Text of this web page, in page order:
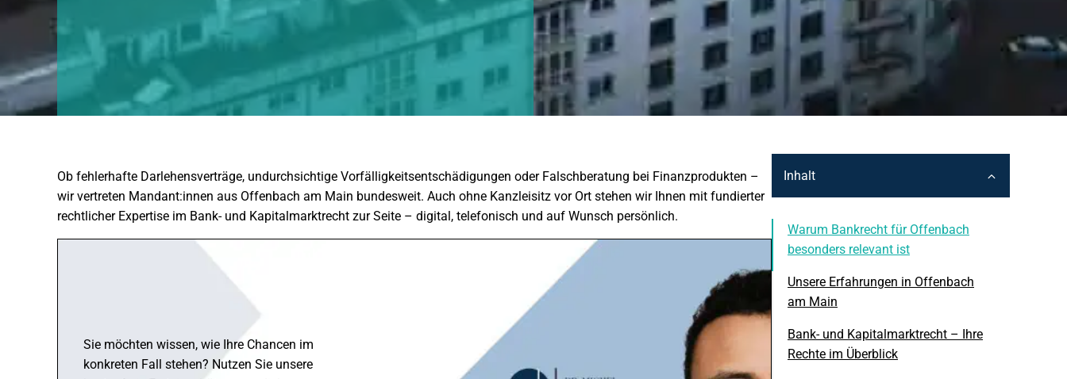
Ob fehlerhafte Darlehensverträge, undurchsichtige Vorfälligkeitsentschädigungen oder Falschberatung bei Finanzprodukten –
wir vertreten Mandant:innen aus Offenbach am Main bundesweit. Auch ohne Kanzleisitz vor Ort stehen wir Ihnen mit fundierter
rechtlicher Expertise im Bank- und Kapitalmarktrecht zur Seite – digital, telefonisch und auf Wunsch persönlich.
Sie möchten wissen, wie Ihre Chancen im
konkreten Fall stehen? Nutzen Sie unsere
Inhalt
Warum Bankrecht für Offenbach
besonders relevant ist
Unsere Erfahrungen in Offenbach
am Main
Bank- und Kapitalmarktrecht – Ihre
Rechte im Überblick